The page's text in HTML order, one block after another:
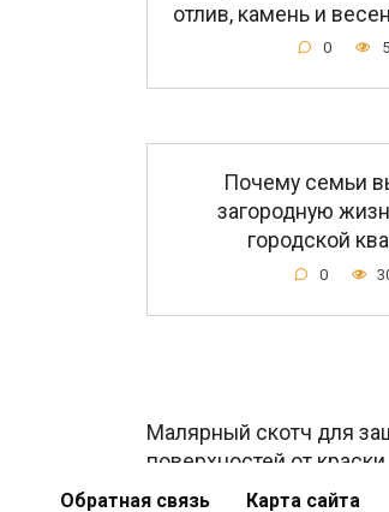
отлив, камень и
0
Почему семьи
загородную
городской
0
Малярный скотч для
поверхностей от краски
0 463
Обратная связь Карта сайта